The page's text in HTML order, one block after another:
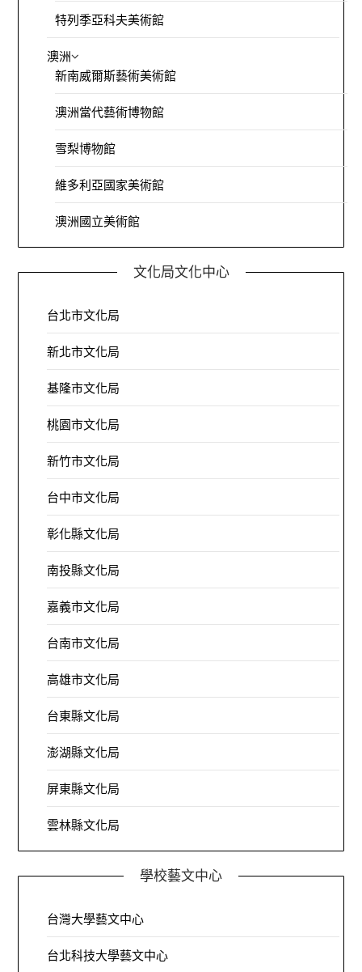
特列季亞科夫美術館
澳洲
新南威爾斯藝術美術館
澳洲當代藝術博物館
雪梨博物館
維多利亞國家美術館
澳洲國立美術館
文化局文化中心
台北市文化局
新北市文化局
基隆市文化局
桃園市文化局
新竹市文化局
台中市文化局
彰化縣文化局
南投縣文化局
嘉義市文化局
台南市文化局
高雄市文化局
台東縣文化局
澎湖縣文化局
屏東縣文化局
雲林縣文化局
學校藝文中心
台灣大學藝文中心
台北科技大學藝文中心